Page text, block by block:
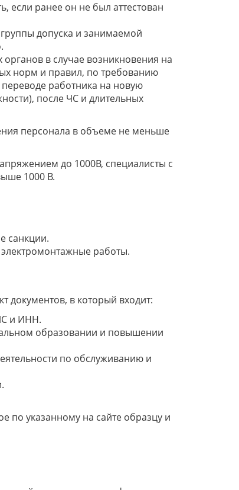
если ранее он не был аттестован
допуска и занимаемой
в случае возникновения на
норм и правил, по требованию
работника на новую
после ЧС и длительных
персонала в объеме не меньше
до 1000В, специалисты с
1000 В.
санкции.
работы.
документов, в который входит:
и ИНН.
образовании и повышении
по обслуживанию и
по указанному на сайте образцу и